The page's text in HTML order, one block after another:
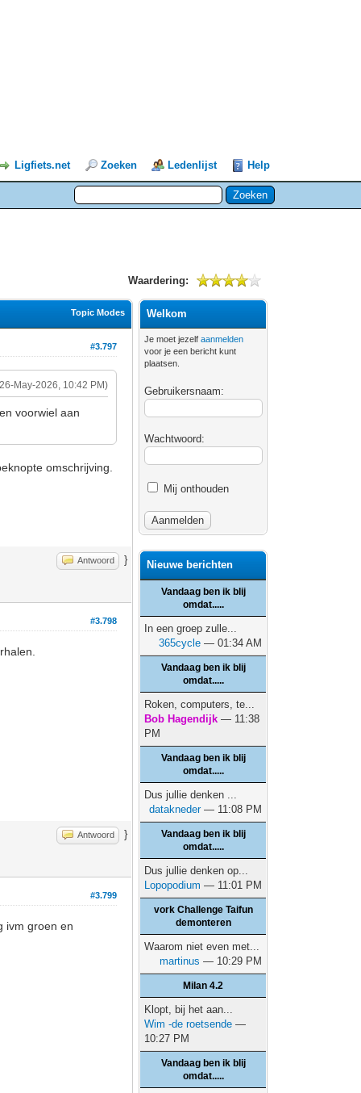
Ligfiets.net Zoeken Ledenlijst Help
Waardering:
Topic Modes
#3.797
May-2026, 10:42 PM)
voorwiel aan
omschrijving.
Antwoord }
#3.798
Antwoord }
#3.799
ivm groen en
Welkom
Je moet jezelfaanmelden
voor je een bericht kunt
plaatsen.
Gebruikersnaam:
Wachtwoord:
Mij onthouden
Nieuwe berichten
Vandaag ben ik blij
omdat.....
In een groep zulle...
365cycle — 01:34 AM
Vandaag ben ik blij
omdat.....
Roken, computers, te...
Bob Hagendijk — 11:38
PM
Vandaag ben ik blij
omdat.....
Dus jullie denken ...
datakneder— 11:08 PM
Vandaag ben ik blij
omdat.....
Dus jullie denken op...
Lopopodium — 11:01 PM
vork Challenge Taifun
demonteren
Waarom niet even met...
martinus — 10:29 PM
Milan 4.2
Klopt, bij het aan...
Wim -de roetsende —
10:27 PM
Vandaag ben ik blij
omdat.....